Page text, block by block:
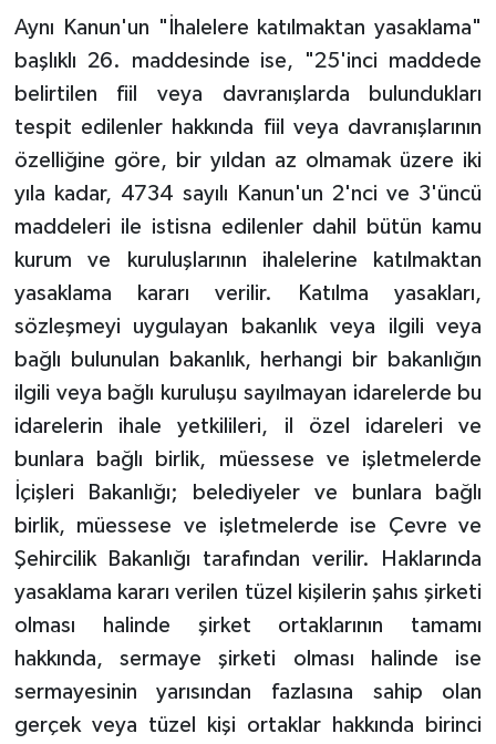
Aynı Kanun'un "İhalelere katılmaktan yasaklama"
başlıklı 26. maddesinde ise, "25'inci maddede
belirtilen fiil veya davranışlarda bulundukları
tespit edilenler hakkında fiil veya davranışlarının
özelliğine göre, bir yıldan az olmamak üzere iki
yıla kadar, 4734 sayılı Kanun'un 2'nci ve 3'üncü
maddeleri ile istisna edilenler dahil bütün kamu
kurum ve kuruluşlarının ihalelerine katılmaktan
yasaklama kararı verilir. Katılma yasakları,
sözleşmeyi uygulayan bakanlık veya ilgili veya
bağlı bulunulan bakanlık, herhangi bir bakanlığın
ilgili veya bağlı kuruluşu sayılmayan idarelerde bu
idarelerin ihale yetkilileri, il özel idareleri ve
bunlara bağlı birlik, müessese ve işletmelerde
İçişleri Bakanlığı; belediyeler ve bunlara bağlı
birlik, müessese ve işletmelerde ise Çevre ve
Şehircilik Bakanlığı tarafından verilir. Haklarında
yasaklama kararı verilen tüzel kişilerin şahıs şirketi
olması halinde şirket ortaklarının tamamı
hakkında, sermaye şirketi olması halinde ise
sermayesinin yarısından fazlasına sahip olan
gerçek veya tüzel kişi ortaklar hakkında birinci